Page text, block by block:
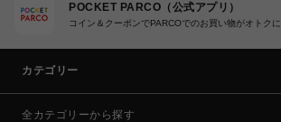
POCKET PARCO（公式アプリ）
コイン＆クーポンでPARCOでのお買い物がオトクに
カテゴリー
全カテゴリーから探す